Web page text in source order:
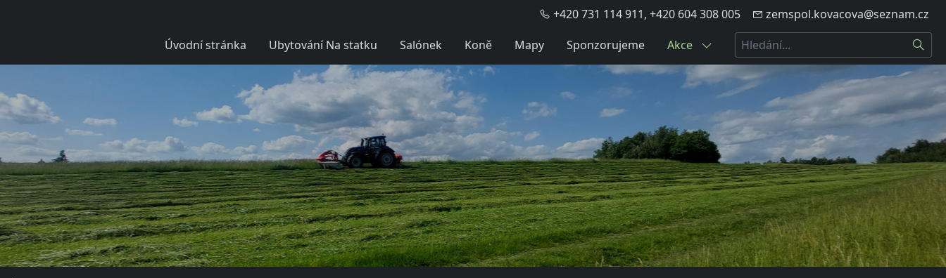
+420 731 114 911, +420 604 308 005
zemspol.kovacova@seznam.cz
Úvodní stránka
Ubytování Na statku Salónek Koně Mapy Sponzorujeme Akce Hledat